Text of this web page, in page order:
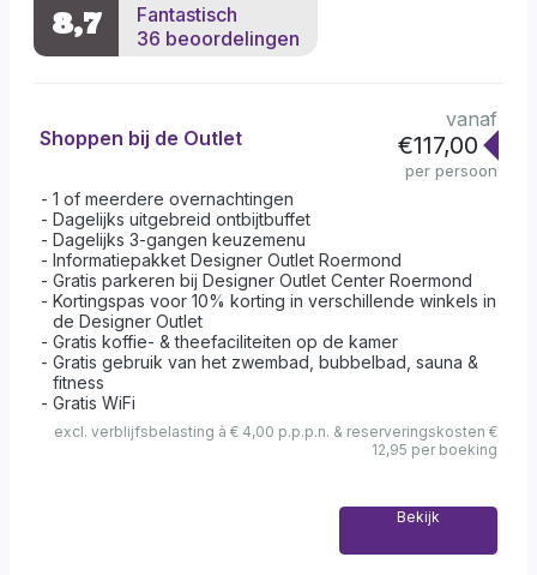
8,7
Fantastisch
36 beoordelingen
Shoppen bij de Outlet
vanaf
€117,00
per persoon
1 of meerdere overnachtingen
Dagelijks uitgebreid ontbijtbuffet
Dagelijks 3-gangen keuzemenu
Informatiepakket Designer Outlet Roermond
Gratis parkeren bij Designer Outlet Center Roermond
Kortingspas voor 10% korting in verschillende winkels in
de Designer Outlet
Gratis koffie- & theefaciliteiten op de kamer
Gratis gebruik van het zwembad, bubbelbad, sauna &
fitness
Gratis WiFi
excl. verblijfsbelasting à € 4,00 p.p.p.n. & reserveringskosten €
12,95 per boeking
Bekijk